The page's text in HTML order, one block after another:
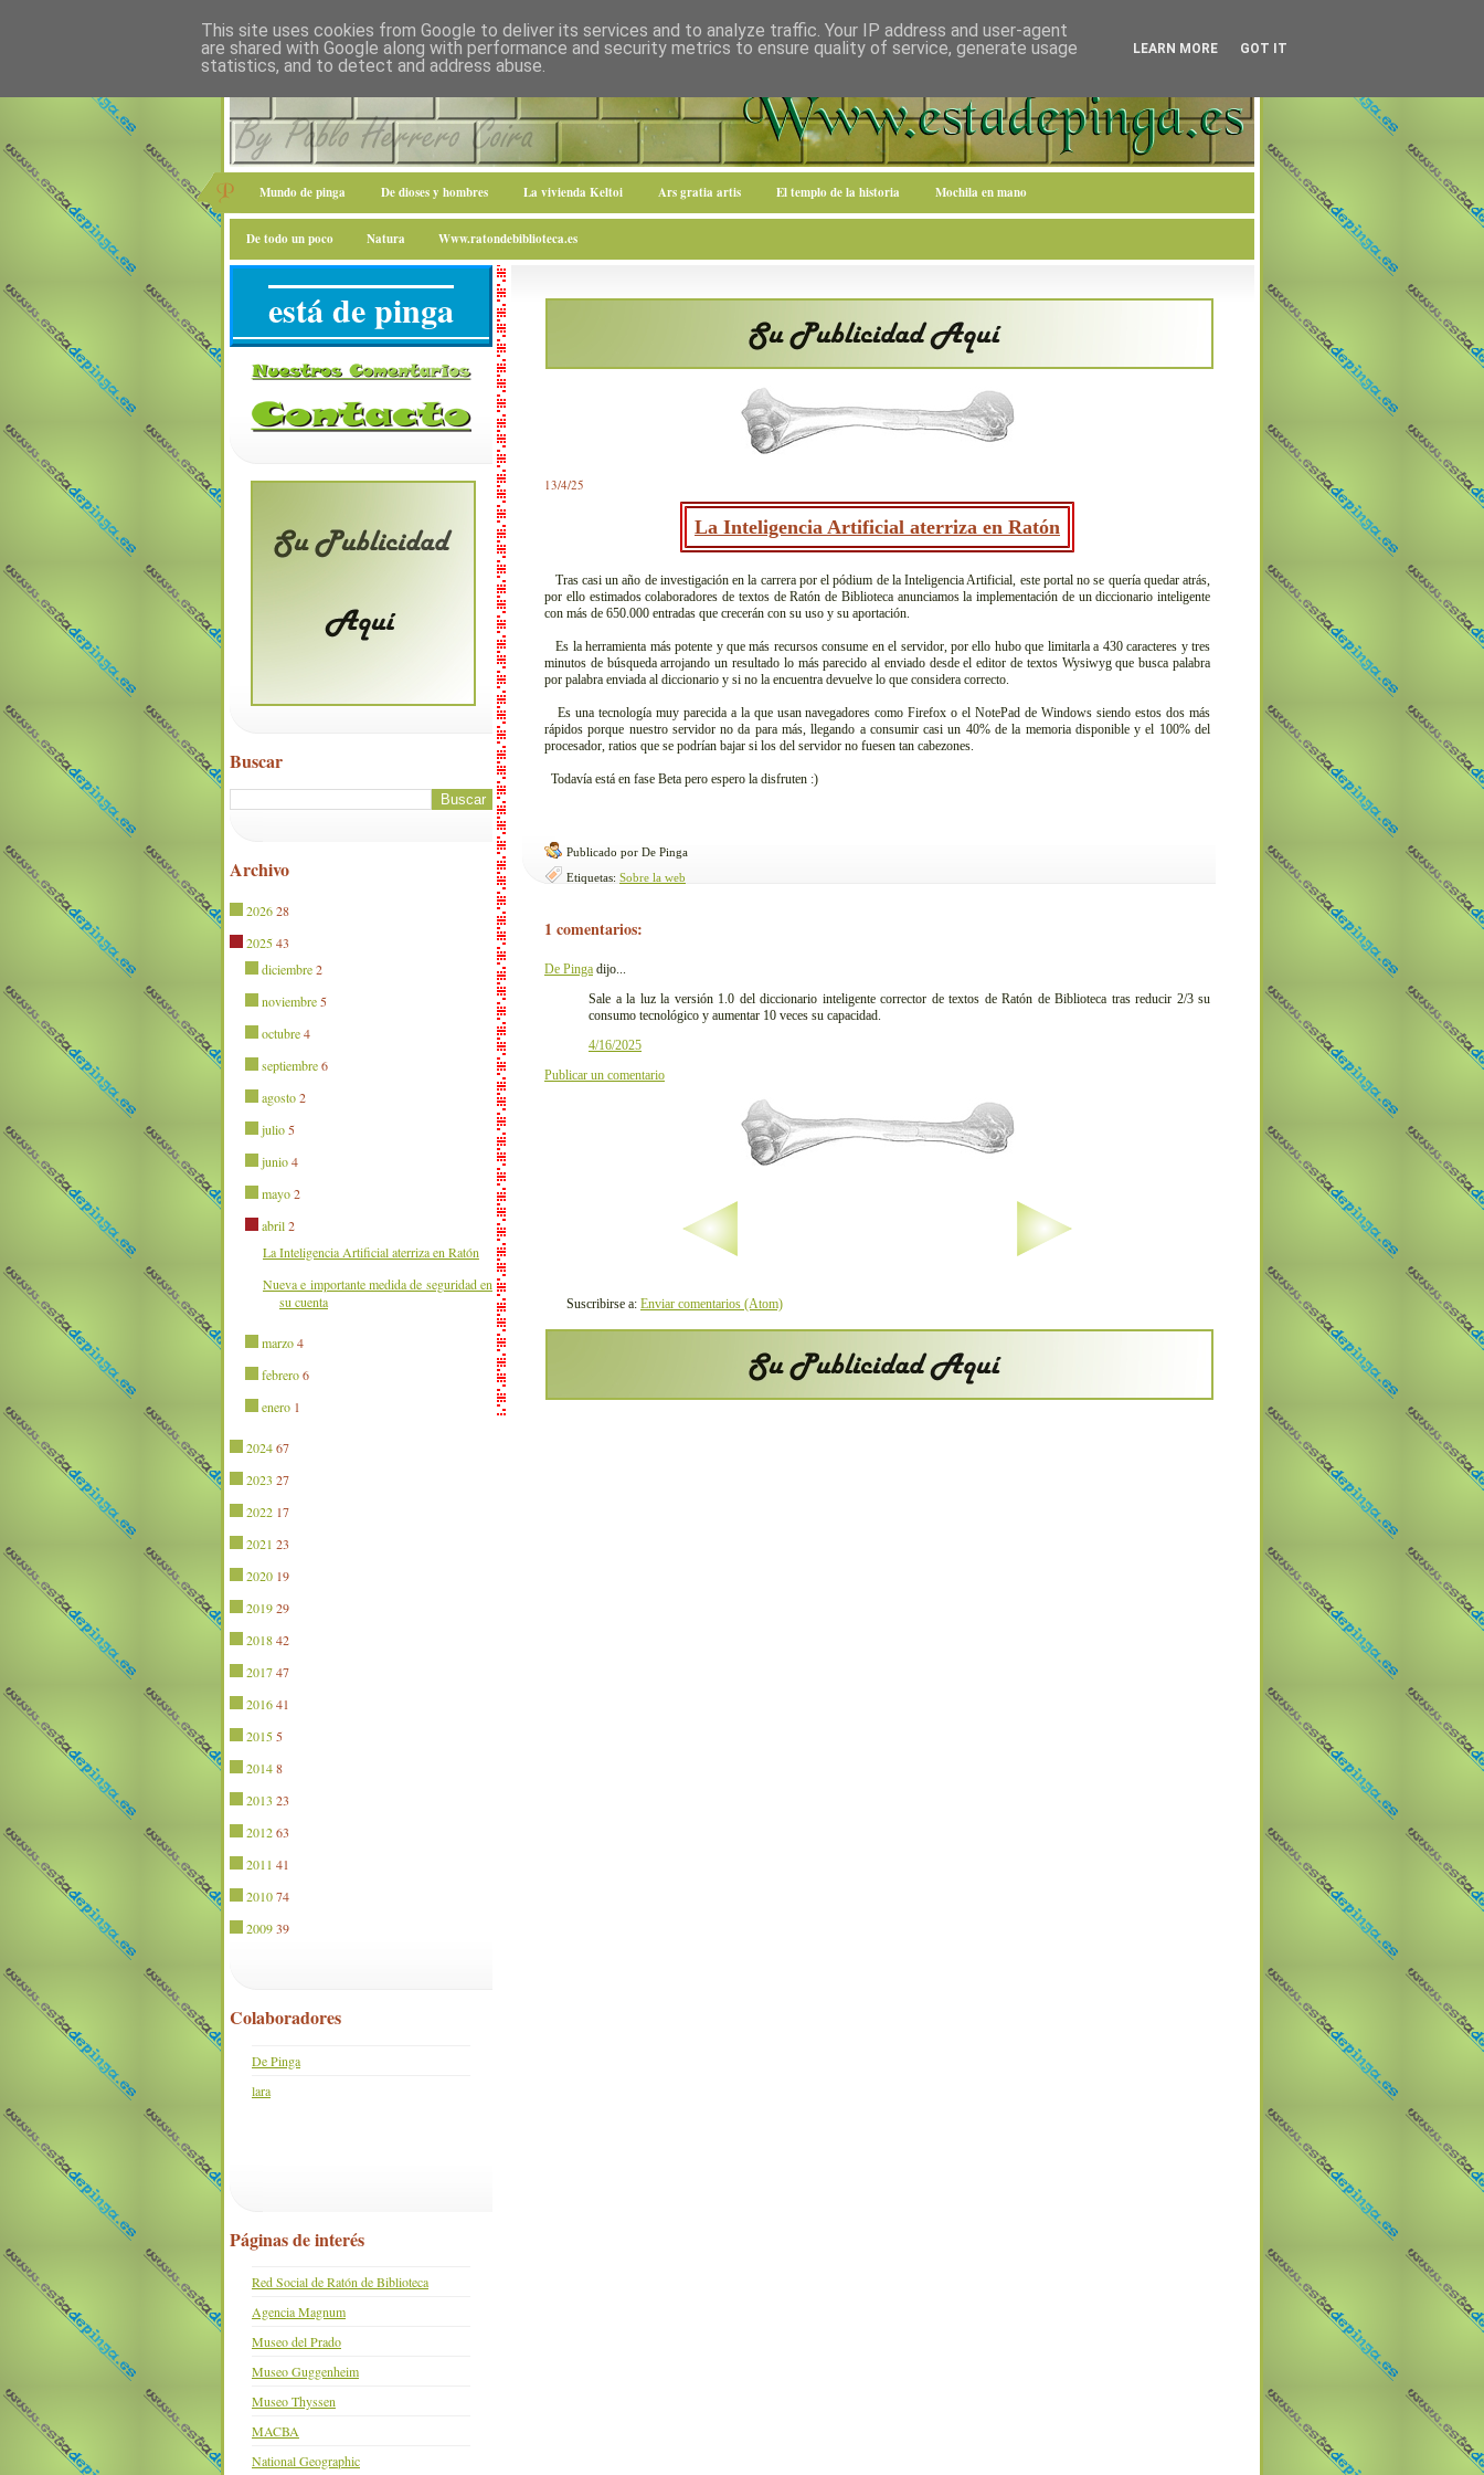
Mundo de pinga De dioses y hombres La vivienda Keltoi Ars gratia artis El templo de la historia Mochila en mano
De todo un poco Natura Www.ratondebiblioteca.es
13/4/25
La Inteligencia Artificial aterriza en Ratón
Tras casi un año de investigación en la carrera por el pódium de la Inteligencia Artificial, este portal no se quería quedar atrás,
por ello estimados colaboradores de textos de Ratón de Biblioteca anunciamos la implementación de un diccionario inteligente
con más de 650.000 entradas que crecerán con su uso y su aportación.
Es la herramienta más potente y que más recursos consume en el servidor, por ello hubo que limitarla a 430 caracteres y tres
minutos de búsqueda arrojando un resultado lo más parecido al enviado desde el editor de textos Wysiwyg que busca palabra
por palabra enviada al diccionario y si no la encuentra devuelve lo que considera correcto.
Es una tecnología muy parecida a la que usan navegadores como Firefox o el NotePad de Windows siendo estos dos más
rápidos porque nuestro servidor no da para más, llegando a consumir casi un 40% de la memoria disponible y el 100% del
procesador, ratios que se podrían bajar si los del servidor no fuesen tan cabezones.
Todavía está en fase Beta pero espero la disfruten :)
Publicado por De Pinga
Etiquetas: Sobre la web
1 comentarios:
De Pinga dijo...
Sale a la luz la versión 1.0 del diccionario inteligente corrector de textos de Ratón de Biblioteca tras reducir 2/3 su
consumo tecnológico y aumentar 10 veces su capacidad.
4/16/2025
Publicar un comentario
Suscribirse a: Enviar comentarios (Atom)
está de pinga
Buscar
Archivo
202628
202543
diciembre 2
noviembre 5
octubre 4
septiembre 6
agosto 2
julio 5
junio 4
mayo 2
abril 2
La Inteligencia Artificial aterriza en Ratón
Nueva e importante medida de seguridad en
su cuenta
marzo 4
febrero 6
enero 1
202467
2023 27
2022 17
2021 23
2020 19
201929
201842
201747
201641
2015 5
20148
2013 23
201263
2011 41
201074
200939
Colaboradores
De Pinga
lara
Páginas de interés
Red Social de Ratón de Biblioteca
Agencia Magnum
Museo del Prado
Museo Guggenheim
Museo Thyssen
MACBA
National Geographic
This site uses cookies from Google to deliver its services and to analyze traffic. Your IP address and user-agent
are shared with Google along with performance and security metrics to ensure quality of service, generate usage
statistics, and to detect and address abuse.
LEARN MORE GOT IT